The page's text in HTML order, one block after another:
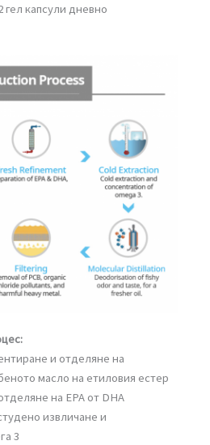
гел капсули дневно
и отделяне на
масло на етиловия естер
на ЕРА от DНА
извличане и
3